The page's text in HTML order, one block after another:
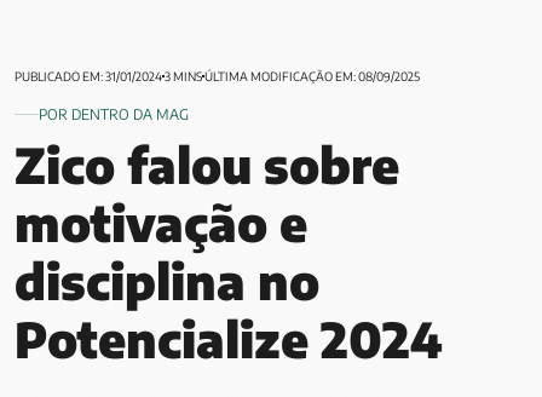
PUBLICADO EM: 31/01/20243 MINSÚLTIMA MODIFICAÇÃO EM: 08/09/2025
POR DENTRO DA MAG
Zico falou sobre
motivação e
disciplina no
Potencialize 2024